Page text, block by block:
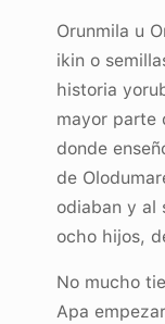
Orunmila u
ikin o
historia
mayor parte
donde
de
odiaban y al
ocho hijos,
No mucho
Apa